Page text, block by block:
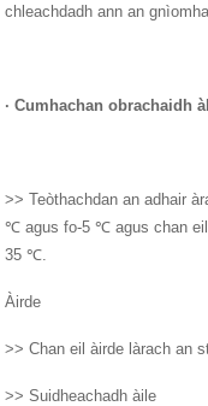
chleachdadh ann an
· Cumhachan obrachaidh
>> Teòthachdan an adhair
℃ agus fo-5 ℃ agus chan eil
35 ℃.
Àirde
>> Chan eil àirde làrach an
>> Suidheachadh àile